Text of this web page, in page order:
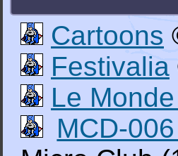
Cartoons
Festivalia
Le
MCD-